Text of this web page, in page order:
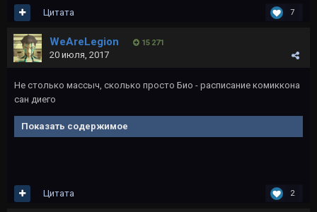
7
Цитата
WeAreLegion 15 271
20 июля, 2017
Не столько массыч, сколько просто Био - расписание комиккона
сан диего
Показать содержимое
2
Цитата